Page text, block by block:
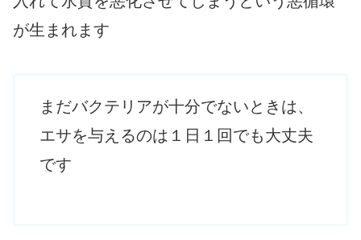
が生まれます
まだバクテリアが十分でないときは、
エサを与えるのは１日１回でも大丈夫
です